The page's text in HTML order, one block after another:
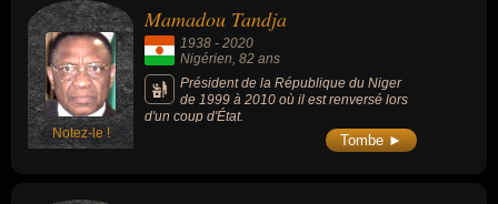
Notez-le !
Mamadou Tandja
1938 - 2020
Nigérien , 82 ans
Président de la République du Niger
de 1999 à 2010 où il est renversé lors
d'un coup d'État.
Tombe ►